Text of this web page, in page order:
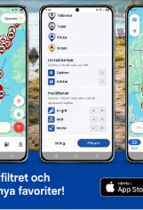
hittades inte
korrekt. Vänligen
Försök igen